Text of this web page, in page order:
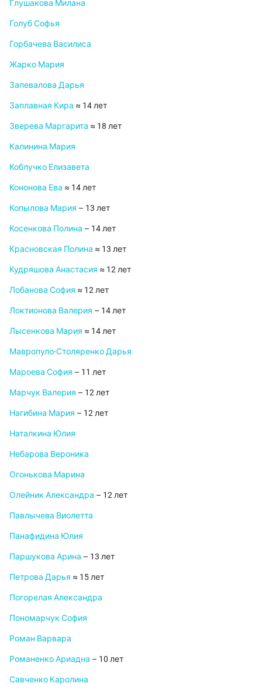
Глушакова Милана
Голуб Софья
Горбачева Василиса
Жарко Мария
Запевалова Дарья
Заплавная Кира ≈ 14 лет
Зверева Маргарита ≈ 18 лет
Калинина Мария
Коблучко Елизавета
Кононова Ева ≈ 14 лет
Копылова Мария – 13 лет
Косенкова Полина – 14 лет
Красновская Полина ≈ 13 лет
Кудряшова Анастасия ≈ 12 лет
Лобанова София ≈ 12 лет
Локтионова Валерия – 14 лет
Лысенкова Мария ≈ 14 лет
Мавропуло-Столяренко Дарья
Мароева София – 11 лет
Марчук Валерия – 12 лет
Нагибина Мария – 12 лет
Наталкина Юлия
Небарова Вероника
Огонькова Марина
Олейник Александра – 12 лет
Павлычева Виолетта
Панафидина Юлия
Паршукова Арина – 13 лет
Петрова Дарья ≈ 15 лет
Погорелая Александра
Пономарчук София
Роман Варвара
Романенко Ариадна – 10 лет
Савченко Каролина